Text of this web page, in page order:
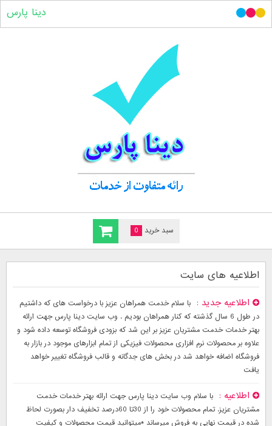
سبد خرید 0
دینا پارس
اطلاعیه های سایت
اطلاعیه جدید
با سلام خدمت همراهان عزیز با درخواست های که داشتیم
در طول 6 سال گذشته که کنار همراهان بودیم . وب سایت دینا پارس جهت ارائه
بهتر خدمات خدمت مشتریان عزیز بر این شد که بزودی فروشگاه توسعه داده شود و
علاوه بر محصولات نرم افزاری محصولات فیزیکی از تمام ابزارهای موجود در بازار به
فروشگاه اضافه خواهد شد در بخش های جدگانه و قالب فروشگاه تغییر خواهد
یافت
اطلاعیه
با سلام وب سایت دینا پارس جهت ارائه بهتر خدمات خدمت
مشتریان عزیز. تمام محصولات خود را از 30تا 60درصد تخفیف دار بصورت لحاظ
شده در قیمت نهایی به فروش میرساند *میتوانید قیمت محصولات و کیفیت